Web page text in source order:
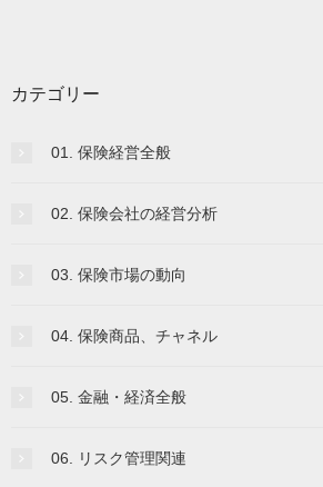
カテゴリー
01. 保険経営全般
02. 保険会社の経営分析
03. 保険市場の動向
04. 保険商品、チャネル
05. 金融・経済全般
06. リスク管理関連